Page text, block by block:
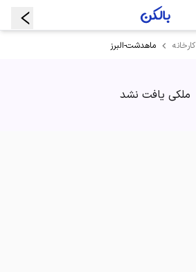
کارخانه ماهدشت-البرز
ملکی یافت نشد